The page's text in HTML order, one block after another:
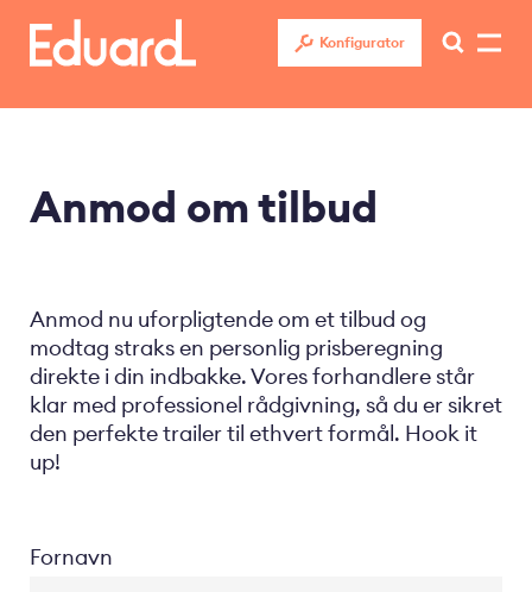
hovedindhold
Konfigurator
Anmod om tilbud
Anmod nu uforpligtende om et tilbud og
modtag straks en personlig prisberegning
direkte i din indbakke. Vores forhandlere står
klar med professionel rådgivning, så du er sikret
den perfekte trailer til ethvert formål. Hook it
up!
Fornavn